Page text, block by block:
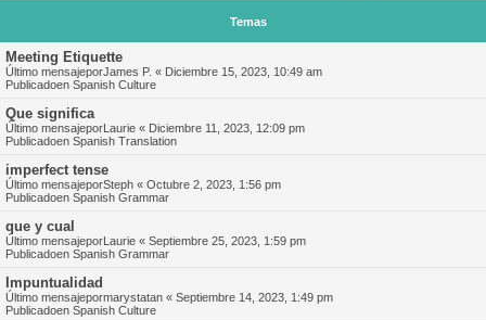
Temas
Meeting Etiquette
Último mensajeporJames P. « Diciembre 15, 2023, 10:49 am
Publicadoen Spanish Culture
Que significa
Último mensajeporLaurie « Diciembre 11, 2023, 12:09 pm
Publicadoen Spanish Translation
imperfect tense
Último mensajeporSteph « Octubre 2, 2023, 1:56 pm
Publicadoen Spanish Grammar
que y cual
Último mensajeporLaurie « Septiembre 25, 2023, 1:59 pm
Publicadoen Spanish Grammar
Impuntualidad
Último mensajepormarystatan « Septiembre 14, 2023, 1:49 pm
Publicadoen Spanish Culture